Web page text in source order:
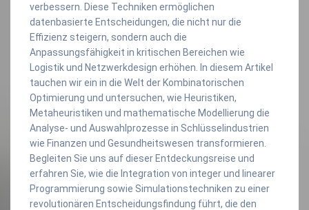
verbessern. Diese Techniken ermöglichen
datenbasierte Entscheidungen, die nicht nur die
Effizienz steigern, sondern auch die
Anpassungsfähigkeit in kritischen Bereichen wie
Logistik und Netzwerkdesign erhöhen. In diesem Artikel
tauchen wir ein in die Welt der Kombinatorischen
Optimierung und untersuchen, wie Heuristiken,
Metaheuristiken und mathematische Modellierung die
Analyse- und Auswahlprozesse in Schlüsselindustrien
wie Finanzen und Gesundheitswesen transformieren.
Begleiten Sie uns auf dieser Entdeckungsreise und
erfahren Sie, wie die Integration von integer und linearer
Programmierung sowie Simulationstechniken zu einer
revolutionären Entscheidungsfindung führt, die den